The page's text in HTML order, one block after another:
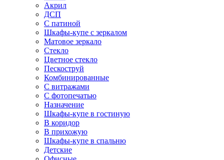
Акрил
ДСП
С патиной
Шкафы-купе с зеркалом
Матовое зеркало
Стекло
Цветное стекло
Пескоструй
Комбинированные
С витражами
С фотопечатью
Назначение
Шкафы-купе в гостиную
В коридор
В прихожую
Шкафы-купе в спальню
Детские